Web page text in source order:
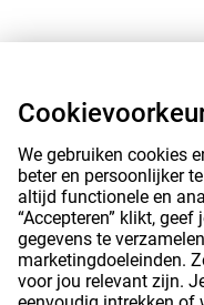
We gebruiken cookies
beter en persoonlijker
altijd functionele en
“Accepteren” klikt,
gegevens te
marketingdoeleinden.
voor jou relevant zijn.